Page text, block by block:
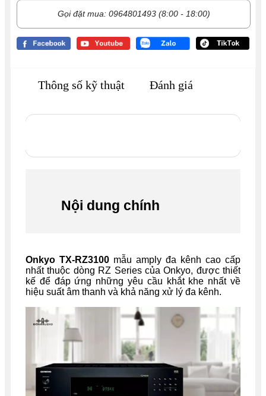
Gọi đặt mua: 0964801493 (8:00 - 18:00)
Thông số kỹ thuật Đánh giá
Nội dung chính
Onkyo TX-RZ3100 mẫu amply đa kênh cao cấp
nhất thuộc dòng RZ Series của Onkyo, được thiết
kế để đáp ứng những yêu cầu khắt khe nhất về
hiệu suất âm thanh và khả năng xử lý đa kênh.